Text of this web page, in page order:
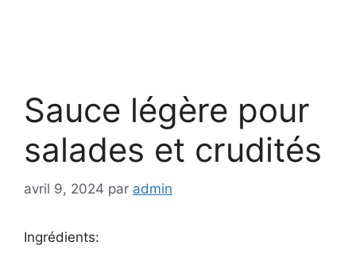
Sauce légère pour
salades et crudités
avril 9, 2024 par admin
Ingrédients: